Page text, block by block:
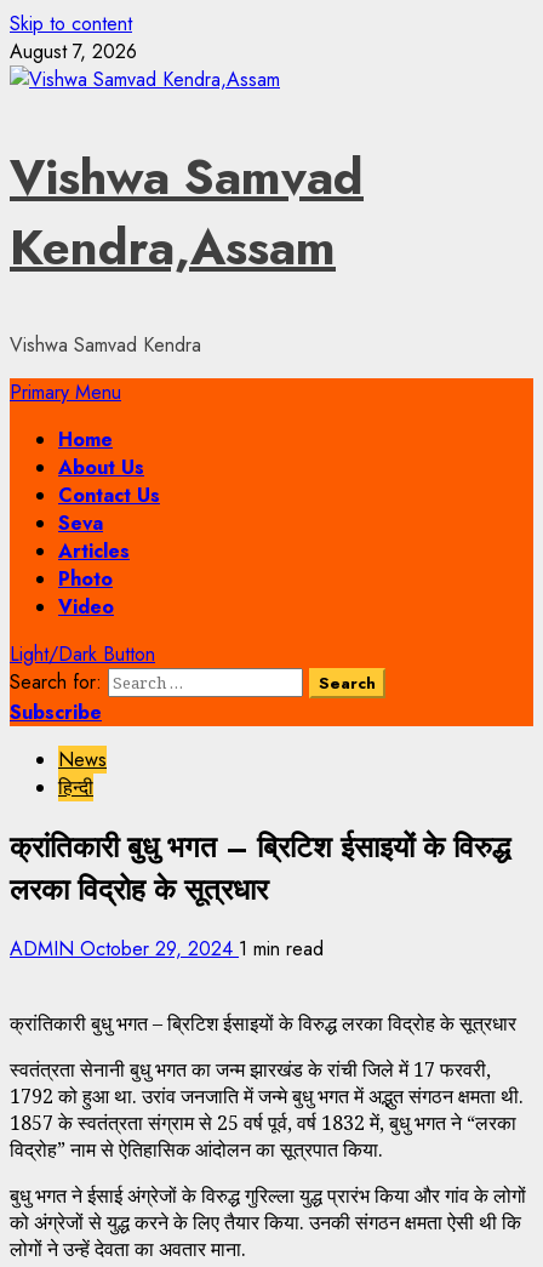
Skip to content
August 7, 2026
Vishwa Samvad
Kendra,Assam
Vishwa Samvad Kendra
Primary Menu
Home
About Us
Contact Us
Seva
Articles
Photo
Video
Light/Dark Button
Search for:
Subscribe
News
हिन्दी
क्रांतिकारी बुधु भगत – ब्रिटिश ईसाइयों के विरुद्ध
लरका विद्रोह के सूत्रधार
ADMIN October 29, 2024 1 min read
क्रांतिकारी बुधु भगत – ब्रिटिश ईसाइयों के विरुद्ध लरका विद्रोह के सूत्रधार
स्वतंत्रता सेनानी बुधु भगत का जन्म झारखंड के रांची जिले में 17 फरवरी,
1792 को हुआ था. उरांव जनजाति में जन्मे बुधु भगत में अद्भुत संगठन क्षमता थी.
1857 के स्वतंत्रता संग्राम से 25 वर्ष पूर्व, वर्ष 1832 में, बुधु भगत ने “लरका
विद्रोह” नाम से ऐतिहासिक आंदोलन का सूत्रपात किया.
बुधु भगत ने ईसाई अंग्रेजों के विरुद्ध गुरिल्ला युद्ध प्रारंभ किया और गांव के लोगों
को अंग्रेजों से युद्ध करने के लिए तैयार किया. उनकी संगठन क्षमता ऐसी थी कि
लोगों ने उन्हें देवता का अवतार माना.